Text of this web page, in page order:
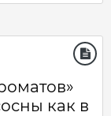
как в